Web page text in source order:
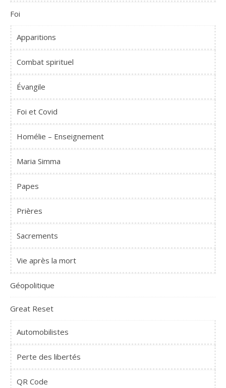
Foi
Apparitions
Combat spirituel
Évangile
Foi et Covid
Homélie – Enseignement
Maria Simma
Papes
Prières
Sacrements
Vie après la mort
Géopolitique
Great Reset
Automobilistes
Perte des libertés
QR Code